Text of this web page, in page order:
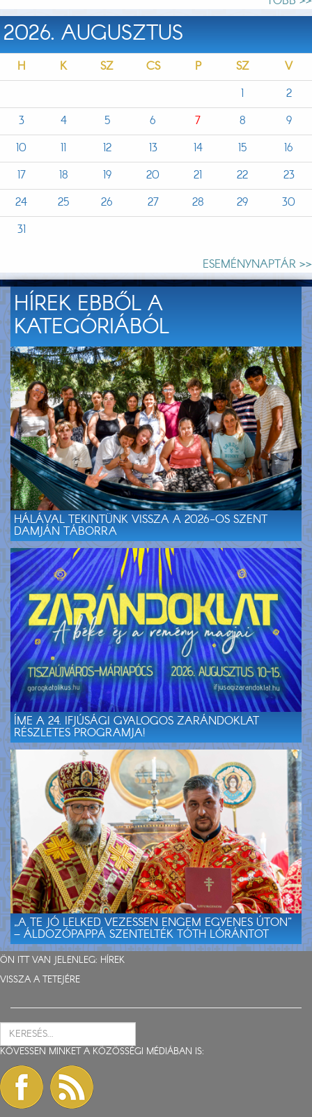
2026. AUGUSZTUS
H K SZ CS P SZ
V
1
2
3
4 5 6 7 8
9
10
11 12 13 14 15
16
17
18 19 20 21 22
23
24
25 26 27 28 29
30
31
ESEMÉNYNAPTÁR >>
HÍREK EBBŐL A
KATEGÓRIÁBÓL
HÁLÁVAL TEKINTÜNK VISSZA A 2026-OS SZENT
DAMJÁN TÁBORRA
ÍME A 24. IFJÚSÁGI GYALOGOS ZARÁNDOKLAT
RÉSZLETES PROGRAMJA!
„A TE JÓ LELKED VEZESSEN ENGEM EGYENES ÚTON”
– ÁLDOZÓPAPPÁ SZENTELTÉK TÓTH LÓRÁNTOT
ÖN ITT VAN JELENLEG: HÍREK
VISSZA A TETEJÉRE
KÖVESSEN MINKET A KÖZÖSSÉGI MÉDIÁBAN IS: